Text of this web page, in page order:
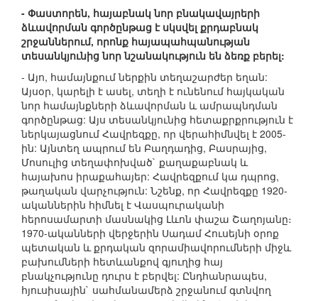
- Փաստորեն, հայաբնակ նոր բնակավայրերի
ձևավորման գործընթաց է սկսվել քրդաբնակ
շրջաններում, որոնք հայապահպանության
տեսանկյունից նոր նշանակություն են ձեռք բերել:
- Այո, համայնքում ներքին տեղաշարժեր եղան:
Այսօր, կարելի է ասել, տեղի է ունենում հայկական
նոր համայնքների ձևավորման և ամրապնդման
գործընթաց: Այս տեսանկյունից հետաքրքրություն է
ներկայացնում Հավրեզքը, որ վերահիմնվել է 2005-
ին: Այնտեղ ապրում են Բաղդադից, Բասրայից,
Մոսուլից տեղափոխված` քաղաքաբնակ և
հայախոս իրաքահայեր: Հավրեզքում կա դպրոց,
թաղական վարչություն: Նշենք, որ Հավրեզքը 1920-
ականներին հիմնել է Վասպուրականի
հերոսամարտի մասնակից Լևոն փաշա Շաղոյանը։
1970-ականների վերջերին Սադամ Հուսեյնի օրոք
պետական և քրդական զորամիավորումների միջև
բախումների հետևանքով գյուղից հայ
բնակչությունը դուրս է բերվել: Ընդհանրապես,
հյուսիսային` սահմանամերձ շրջանում գտնվող